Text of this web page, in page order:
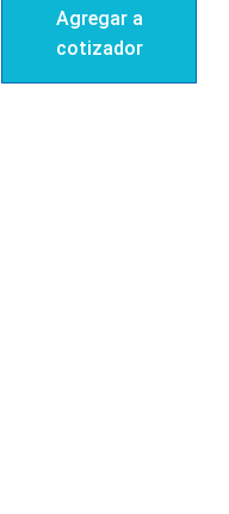
Agregar a
cotizador